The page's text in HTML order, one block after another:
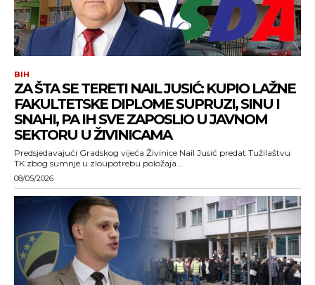
BIH
ZA ŠTA SE TERETI NAIL JUSIĆ: KUPIO LAŽNE
FAKULTETSKE DIPLOME SUPRUZI, SINU I
SNAHI, PA IH SVE ZAPOSLIO U JAVNOM
SEKTORU U ŽIVINICAMA
Predsjedavajući Gradskog vijeća Živinice Nail Jusić predat Tužilaštvu
TK zbog sumnje u zloupotrebu položaja...
08/05/2026